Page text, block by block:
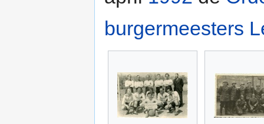
burgermeesters